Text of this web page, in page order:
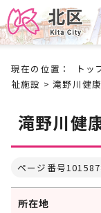
現在の位置： トッ
祉施設 > 滝野川健
滝野川健
ページ番号
所在地